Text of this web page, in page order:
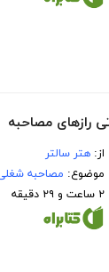
رازهای مصاحبه
از:هتر سالتر
موضوع: مصاحبه
۲ ساعت و ۲۹ دقیقه